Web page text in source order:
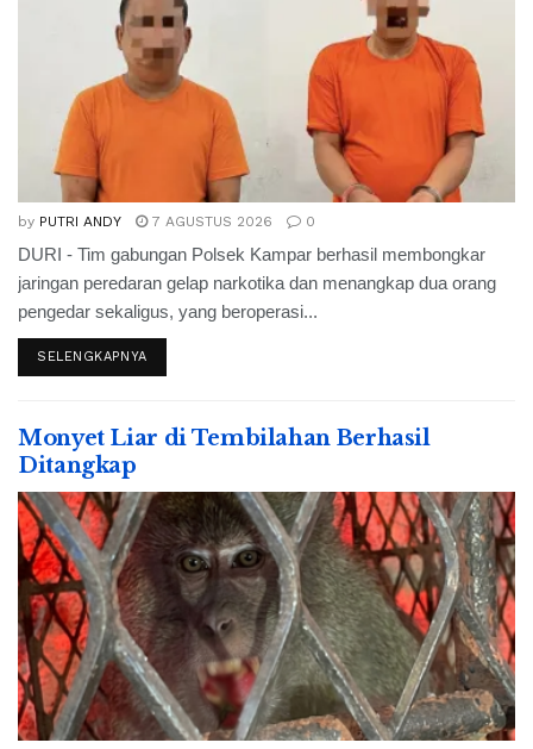
by PUTRI ANDY 7 AGUSTUS 2026 0
DURI - Tim gabungan Polsek Kampar berhasil membongkar
jaringan peredaran gelap narkotika dan menangkap dua orang
pengedar sekaligus, yang beroperasi...
SELENGKAPNYA
Monyet Liar di Tembilahan Berhasil
Ditangkap